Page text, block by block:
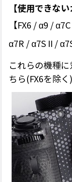
【使用できない
【FX6 /α9 /
α7R / α7S II / α7S
これらの機種
ちら(FX6を除